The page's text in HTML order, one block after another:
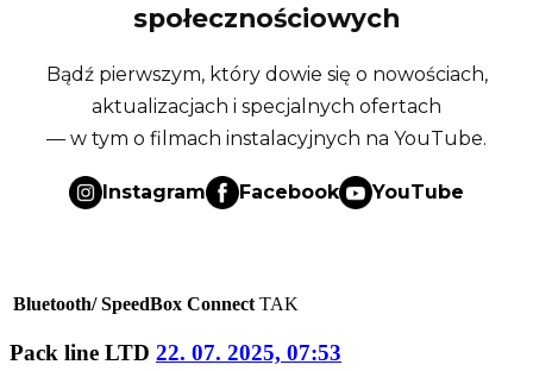
społecznościowych
Bądź pierwszym, który dowie się o nowościach,
aktualizacjach i specjalnych ofertach
— w tym o filmach instalacyjnych na YouTube.
Instagram Facebook YouTube
Bluetooth/ SpeedBox Connect TAK
Pack line LTD 22. 07. 2025, 07:53